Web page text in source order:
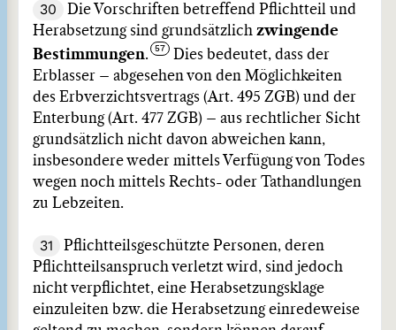
30
Die Vorschriften betreffend Pflichtteil und
Herabsetzung sind grundsätzlich zwingende
Bestimmungen.
Dies bedeutet, dass der
Erblasser – abgesehen von den Möglichkeiten
des Erbverzichtsvertrags (Art. 495 ZGB) und der
Enterbung (Art. 477 ZGB) – aus rechtlicher Sicht
grundsätzlich nicht davon abweichen kann,
insbesondere weder mittels Verfügung von Todes
wegen noch mittels Rechts- oder Tathandlungen
zu Lebzeiten.
31
Pflichtteilsgeschützte Personen, deren
Pflichtteilsanspruch verletzt wird, sind jedoch
nicht verpflichtet, eine Herabsetzungsklage
einzuleiten bzw. die Herabsetzung einredeweise